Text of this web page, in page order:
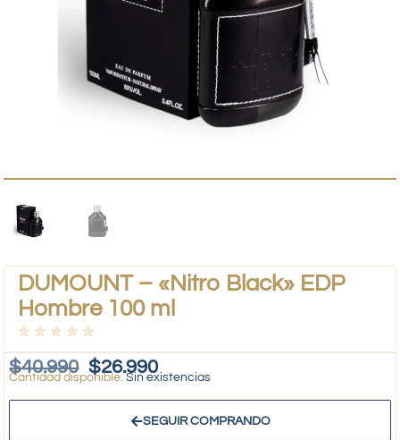
DUMOUNT – «Nitro Black» EDP
Hombre 100 ml
$40.990 $26.990
Sin existencias
SEGUIR COMPRANDO